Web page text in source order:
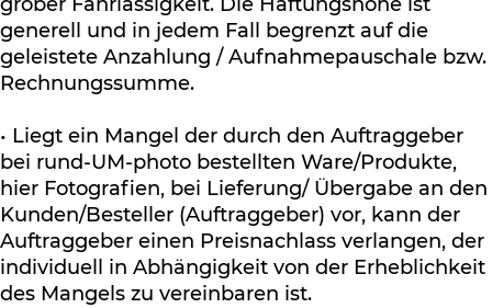
generell und in jedem Fall begrenzt auf die
geleistete Anzahlung / Aufnahmepauschale bzw.
Rechnungssumme.
• Liegt ein Mangel der durch den Auftraggeber
bei rund-UM-photo bestellten Ware/Produkte,
hier Fotografien, bei Lieferung/ Übergabe an den
Kunden/Besteller (Auftraggeber) vor, kann der
Auftraggeber einen Preisnachlass verlangen, der
individuell in Abhängigkeit von der Erheblichkeit
des Mangels zu vereinbaren ist.